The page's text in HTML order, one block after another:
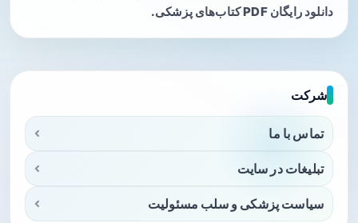
دانلود رایگان PDF کتاب‌های پزشکی.
شرکت
تماس با ما
تبلیغات در سایت
سیاست پزشکی و سلب مسئولیت